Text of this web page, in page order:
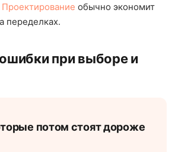
Проектирование обычно экономит
переделках.
при выборе и
потом стоят дороже